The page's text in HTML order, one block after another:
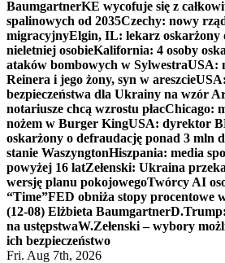
BaumgartnerKE wycofuje się z
spalinowych od 2035Czechy: nowy
migracyjnyElgin, IL: lekarz oskarżony
nieletniej osobieKalifornia: 4 osoby
ataków bombowych w SylwestraUSA:
Reinera i jego żony, syn w areszcie
bezpieczeństwa dla Ukrainy na wzór
notariusze chcą wzrostu płacChicago:
nożem w Burger KingUSA: dyrektor
oskarżony o defraudację ponad 3 mln
stanie WaszyngtonHiszpania: media
powyżej 16 latZełenski: Ukraina
wersję planu pokojowegoTwórcy AI
“Time”FED obniża stopy procentowe
(12-08) Elżbieta Baumgartner
na ustępstwaW.Zełenski – wybory
ich bezpieczeństwo
Fri. Aug 7th, 2026